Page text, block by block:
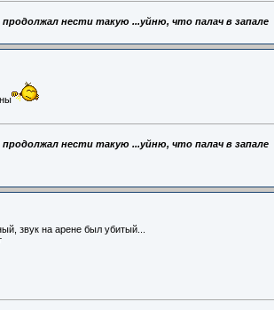
продолжал нести такую ...уйню, что палач в запале
продолжал нести такую ...уйню, что палач в запале
звук на арене был убитый...